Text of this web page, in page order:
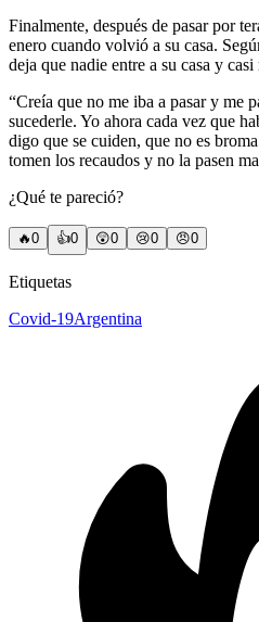
Finalmente, después de pasar por
enero cuando volvió a su casa.
deja que nadie entre a su casa y casi
“Creía que no me iba a pasar y me
sucederle. Yo ahora cada vez que
digo que se cuiden, que no es
tomen los recaudos y no la pasen
¿Qué te pareció?
🔥0 👍0 😲0 😢0 😠0
Etiquetas
Covid-19Argentina